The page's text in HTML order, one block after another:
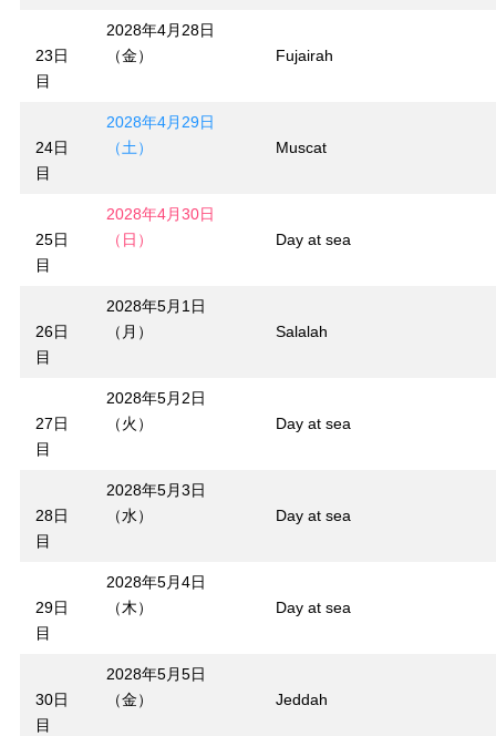
23日
目
2028年4月28日
（金）
Fujairah
24日
目
2028年4月29日
（土）
Muscat
25日
目
2028年4月30日
（日）
Day at sea
26日
目
2028年5月1日
（月）
Salalah
27日
目
2028年5月2日
（火）
Day at sea
28日
目
2028年5月3日
（水）
Day at sea
29日
目
2028年5月4日
（木）
Day at sea
30日
目
2028年5月5日
（金）
Jeddah